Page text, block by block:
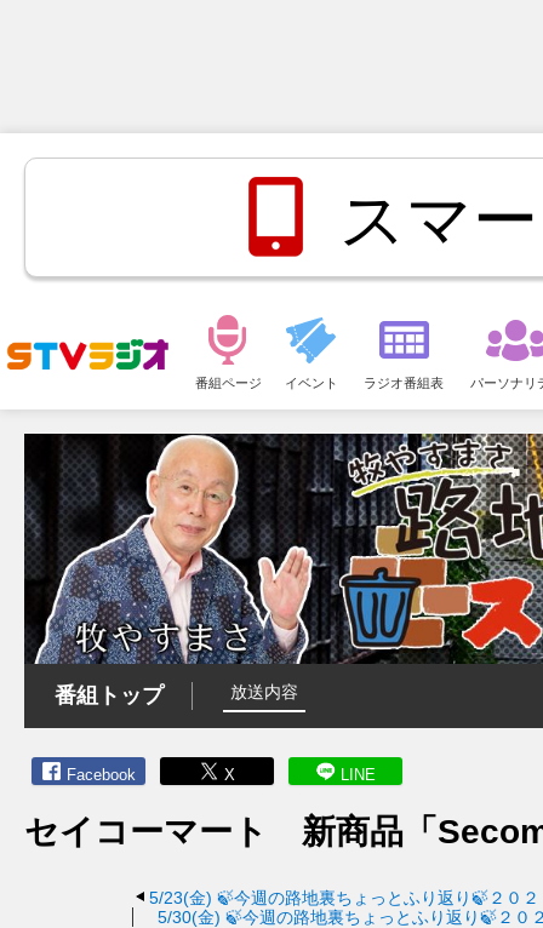
スマ
ュ
ー
番組ページ イベント ラジオ番組表 パーソナリ
番組トップ 放送内容
Facebook X LINE
セイコーマート 新商品「
5/23(金) 🍃今週の路地裏ちょっとふり返り🍃２０
5/30(金) 🍃今週の路地裏ちょっとふり返り🍃２０